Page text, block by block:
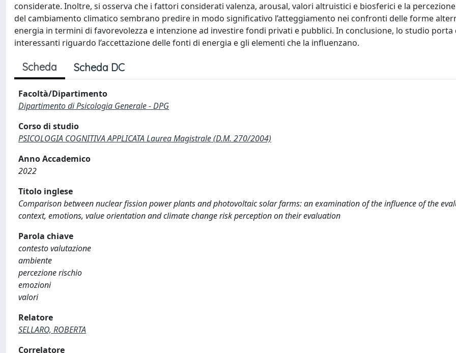
considerate. Inoltre, si osserva che i fattori considerati valenza, arousal, valori altruistici e biosferici e la
del cambiamento climatico sembrano predire in modo significativo l’atteggiamento nei confronti delle forme
energia in termini di favorevolezza e intenzione ad investire fondi privati e pubblici. In conclusione, lo studio
interessanti riguardo l’accettazione delle fonti di energia e gli elementi che la influenzano.
Scheda Scheda DC
Facoltà/Dipartimento
Dipartimento di Psicologia Generale - DPG
Corso di studio
PSICOLOGIA COGNITIVA APPLICATA Laurea Magistrale (D.M. 270/2004)
Anno Accademico
2022
Titolo inglese
Comparison between nuclear fission power plants and photovoltaic solar farms: an examination of the influence of the
context, emotions, value orientation and climate change risk perception on their evaluation
Parola chiave
contesto valutazione
ambiente
percezione rischio
emozioni
valori
Relatore
SELLARO, ROBERTA
Correlatore